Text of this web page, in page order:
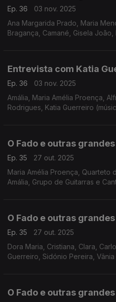
Ep. 36
03 nov. 2025
Ana Margarida Prado, Maria
Bragança, Camané, Gisela
Entrevista com Katia
Ep. 36
03 nov. 2025
Amália, Maria Amélia Proença,
Rodrigues, Katia Guerreiro
O Fado e outras
Ep. 35
27 out. 2025
Maria Amélia Proença, Quarteto
Amália, Grupo de Guitarras e
O Fado e outras
Ep. 35
27 out. 2025
Dora Maria, Cristiana, Clara,
Guerreiro, Sidónio Pereira,
O Fado e outras